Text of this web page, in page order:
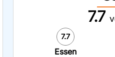
7.7
7.7
Essen